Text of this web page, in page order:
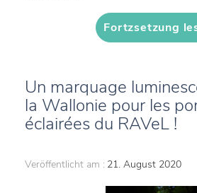
Fortzsetzung
Un marquage
la Wallonie pour les
éclairées du RAVeL !
Veröffentlicht am : 21. August 2020